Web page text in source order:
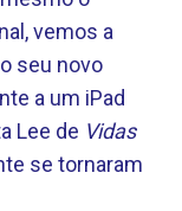
vemos a
seu novo
a um iPad
Lee de Vidas
se tornaram